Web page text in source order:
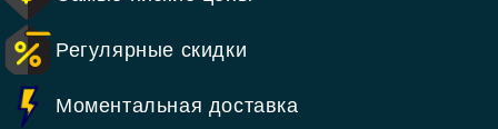
Регулярные скидки
Моментальная доставка